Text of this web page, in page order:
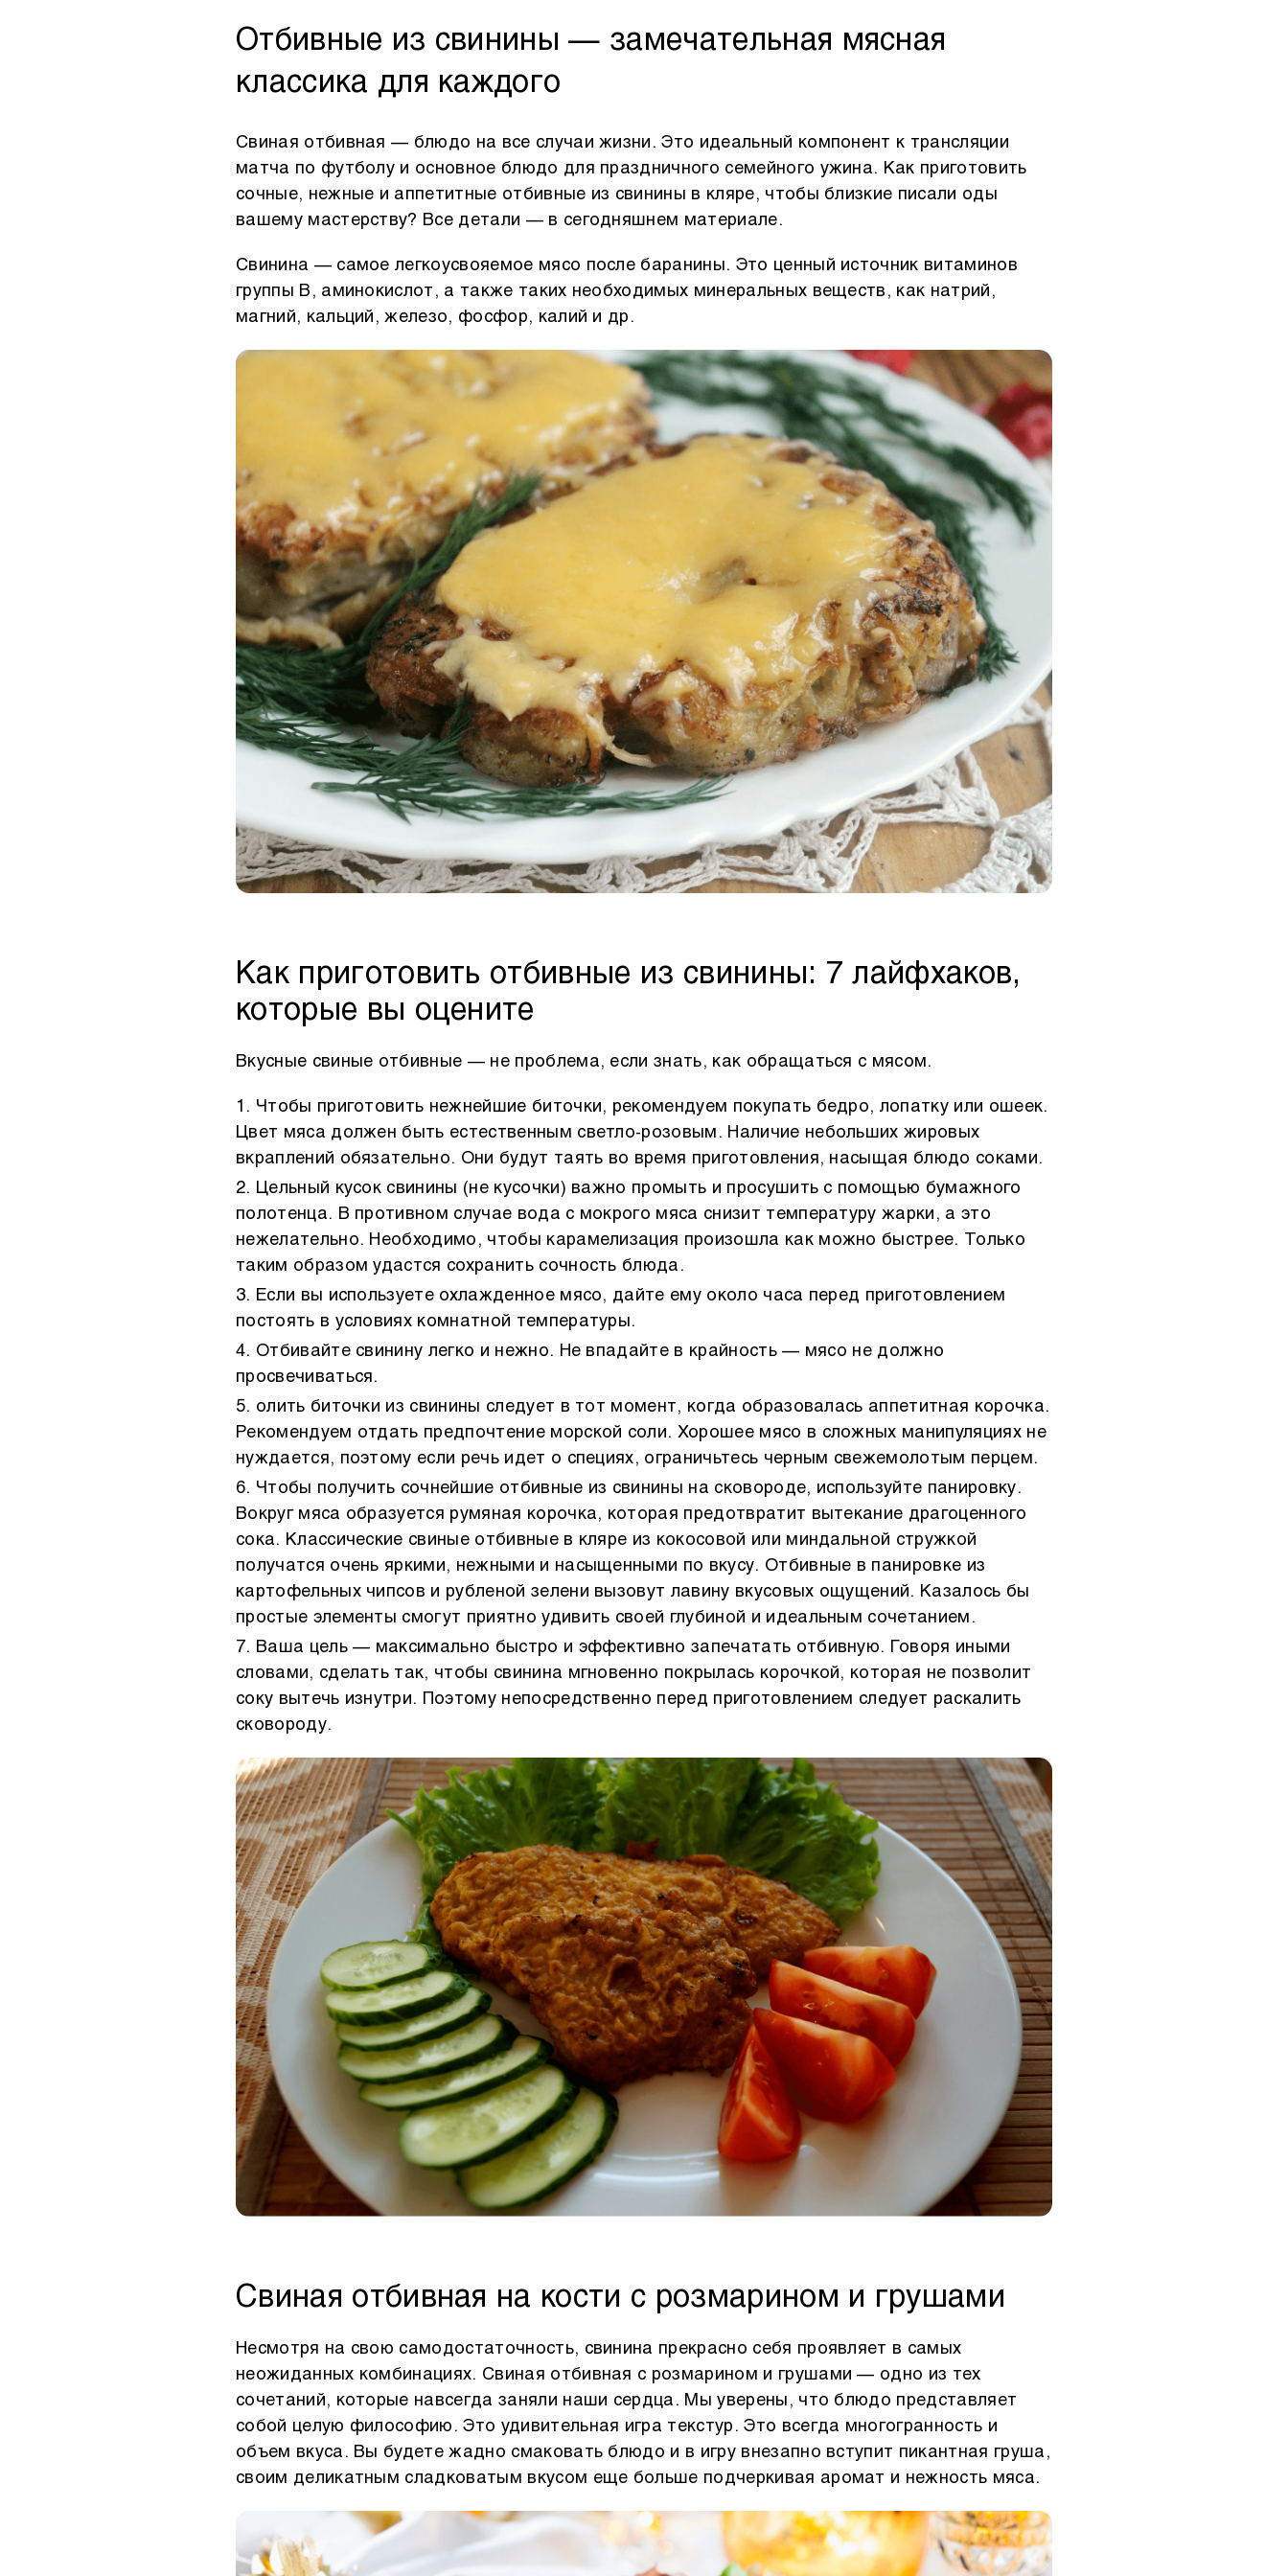
Отбивные из свинины — замечательная мясная
классика для каждого
Свиная отбивная — блюдо на все случаи жизни. Это идеальный компонент к трансляции
матча по футболу и основное блюдо для праздничного семейного ужина. Как приготовить
сочные, нежные и аппетитные отбивные из свинины в кляре, чтобы близкие писали оды
вашему мастерству? Все детали — в сегодняшнем материале.
Свинина — самое легкоусвояемое мясо после баранины. Это ценный источник витаминов
группы В, аминокислот, а также таких необходимых минеральных веществ, как натрий,
магний, кальций, железо, фосфор, калий и др.
Как приготовить отбивные из свинины: 7 лайфхаков,
которые вы оцените
Вкусные свиные отбивные — не проблема, если знать, как обращаться с мясом.
Чтобы приготовить нежнейшие биточки, рекомендуем покупать бедро, лопатку или ошеек.
Цвет мяса должен быть естественным светло-розовым. Наличие небольших жировых
вкраплений обязательно. Они будут таять во время приготовления, насыщая блюдо соками.
Цельный кусок свинины (не кусочки) важно промыть и просушить с помощью бумажного
полотенца. В противном случае вода с мокрого мяса снизит температуру жарки, а это
нежелательно. Необходимо, чтобы карамелизация произошла как можно быстрее. Только
таким образом удастся сохранить сочность блюда.
Если вы используете охлажденное мясо, дайте ему около часа перед приготовлением
постоять в условиях комнатной температуры.
Отбивайте свинину легко и нежно. Не впадайте в крайность — мясо не должно
просвечиваться.
олить биточки из свинины следует в тот момент, когда образовалась аппетитная корочка.
Рекомендуем отдать предпочтение морской соли. Хорошее мясо в сложных манипуляциях не
нуждается, поэтому если речь идет о специях, ограничьтесь черным свежемолотым перцем.
Чтобы получить сочнейшие отбивные из свинины на сковороде, используйте панировку.
Вокруг мяса образуется румяная корочка, которая предотвратит вытекание драгоценного
сока. Классические свиные отбивные в кляре из кокосовой или миндальной стружкой
получатся очень яркими, нежными и насыщенными по вкусу. Отбивные в панировке из
картофельных чипсов и рубленой зелени вызовут лавину вкусовых ощущений. Казалось бы
простые элементы смогут приятно удивить своей глубиной и идеальным сочетанием.
Ваша цель — максимально быстро и эффективно запечатать отбивную. Говоря иными
словами, сделать так, чтобы свинина мгновенно покрылась корочкой, которая не позволит
соку вытечь изнутри. Поэтому непосредственно перед приготовлением следует раскалить
сковороду.
Свиная отбивная на кости с розмарином и грушами
Несмотря на свою самодостаточность, свинина прекрасно себя проявляет в самых
неожиданных комбинациях. Свиная отбивная с розмарином и грушами — одно из тех
сочетаний, которые навсегда заняли наши сердца. Мы уверены, что блюдо представляет
собой целую философию. Это удивительная игра текстур. Это всегда многогранность и
объем вкуса. Вы будете жадно смаковать блюдо и в игру внезапно вступит пикантная груша,
своим деликатным сладковатым вкусом еще больше подчеркивая аромат и нежность мяса.